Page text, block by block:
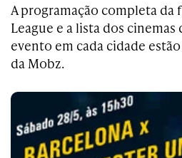
A programação completa da
League e a lista dos
evento em cada cidade
da Mobz.